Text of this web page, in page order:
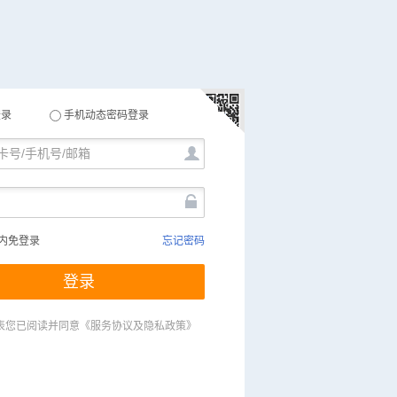
手机动态密码登录
免登录 忘记密码
登录
您已阅读并同意 《服务协议及隐私政策》